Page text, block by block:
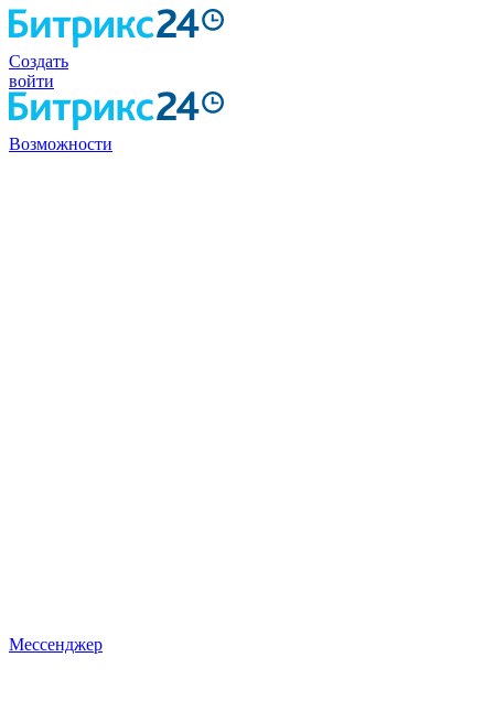
Создать
войти
Возможности
Мессенджер